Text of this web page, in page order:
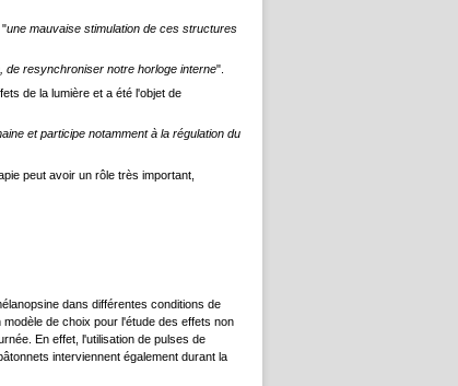
"une mauvaise stimulation de ces structures
de resynchroniser notre horloge interne".
de la lumière et a été l'objet de
et participe notamment à la régulation du
peut avoir un rôle très important,
dans différentes conditions de
de choix pour l'étude des effets non
En effet, l'utilisation de pulses de
interviennent également durant la